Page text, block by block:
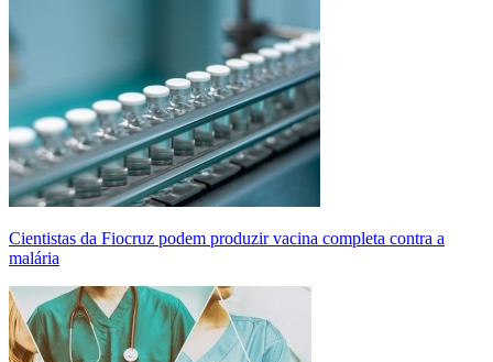
Cientistas da Fiocruz podem produzir vacina completa contra a
malária